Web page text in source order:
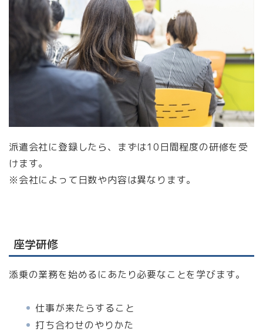
派遣会社に登録したら、まずは10日間程度の研修を受
けます。
※会社によって日数や内容は異なります。
座学研修
添乗の業務を始めるにあたり必要なことを学びます。
仕事が来たらすること
打ち合わせのやりかた